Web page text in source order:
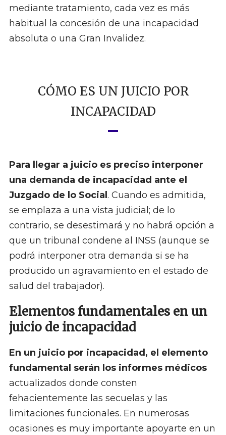
mediante tratamiento, cada vez es más
habitual la concesión de una incapacidad
absoluta o una Gran Invalidez.
CÓMO ES UN JUICIO POR
INCAPACIDAD
Para llegar a juicio es preciso interponer
una demanda de incapacidad ante el
Juzgado de lo Social . Cuando es admitida,
se emplaza a una vista judicial; de lo
contrario, se desestimará y no habrá opción a
que un tribunal condene al INSS (aunque se
podrá interponer otra demanda si se ha
producido un agravamiento en el estado de
salud del trabajador).
Elementos fundamentales en un
juicio de incapacidad
En un juicio por incapacidad, el elemento
fundamental serán los informes médicos
actualizados donde consten
fehacientemente las secuelas y las
limitaciones funcionales. En numerosas
ocasiones es muy importante apoyarte en un